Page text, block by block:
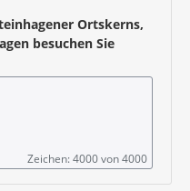
Ortskerns,
besuchen Sie
Zeichen: 4000 von 4000